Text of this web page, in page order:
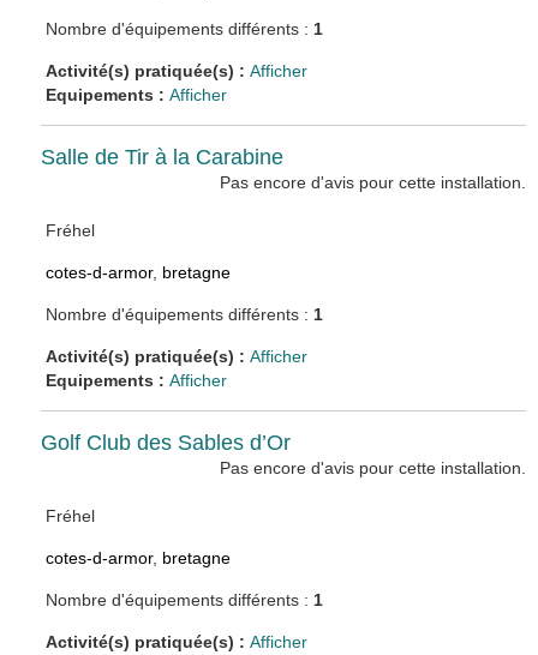
Nombre d'équipements différents : 1
Activité(s) pratiquée(s) :Afficher
Equipements :Afficher
Salle de Tir à la Carabine
Pas encore d'avis pour cette installation.
Fréhel
cotes-d-armor, bretagne
Nombre d'équipements différents : 1
Activité(s) pratiquée(s) :Afficher
Equipements :Afficher
Golf Club des Sables d’Or
Pas encore d'avis pour cette installation.
Fréhel
cotes-d-armor, bretagne
Nombre d'équipements différents : 1
Activité(s) pratiquée(s) :Afficher